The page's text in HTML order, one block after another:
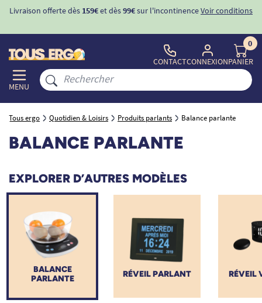
Livraison offerte dès 159€et dès99€sur l'incontinenceVoir conditions
MENU
CONTACTCONNEXION
0
PANIER
Tous ergo Quotidien & Loisirs Produits parlants Balance parlante
BALANCE PARLANTE
EXPLORER D’AUTRES MODÈLES
RÉVEIL PARLANT RÉVEIL
BALANCE
PARLANTE